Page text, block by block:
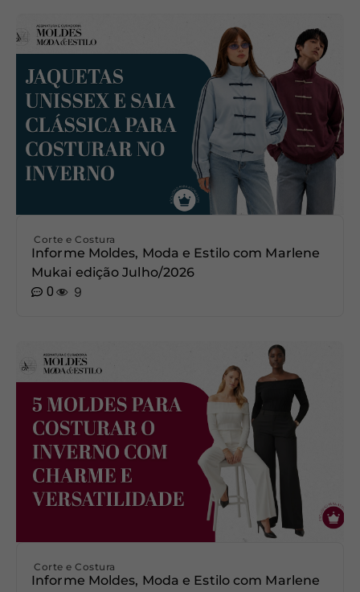
Corte e Costura
Informe Moldes, Moda e Estilo com Marlene
Mukai edição Julho/2026
0
9
Corte e Costura
Informe Moldes, Moda e Estilo com Marlene